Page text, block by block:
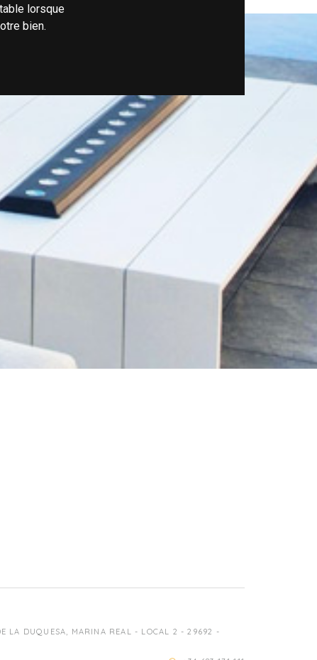
lorsque
bien.
LA DUQUESA, MARINA REAL - LOCAL 2 - 29692 -